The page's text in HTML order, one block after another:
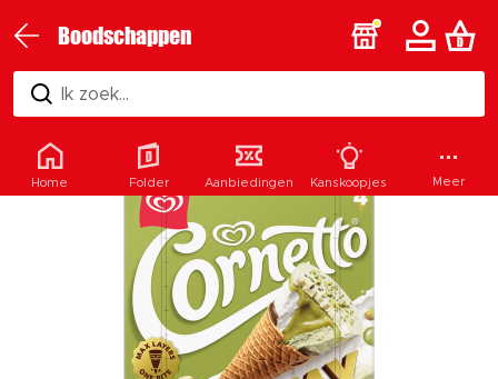
Boodschappen
Ik zoek...
Home Folder Aanbiedingen Kanskoopjes Meer